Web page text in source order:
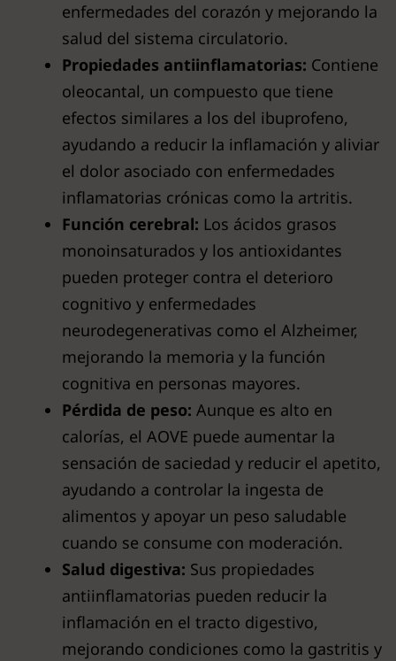
enfermedades del corazón y mejorando la
salud del sistema circulatorio.
Propiedades antiinflamatorias: Contiene
oleocantal, un compuesto que tiene
efectos similares a los del ibuprofeno,
ayudando a reducir la inflamación y aliviar
el dolor asociado con enfermedades
inflamatorias crónicas como la artritis.
Función cerebral: Los ácidos grasos
monoinsaturados y los antioxidantes
pueden proteger contra el deterioro
cognitivo y enfermedades
neurodegenerativas como el Alzheimer,
mejorando la memoria y la función
cognitiva en personas mayores.
Pérdida de peso: Aunque es alto en
calorías, el AOVE puede aumentar la
sensación de saciedad y reducir el apetito,
ayudando a controlar la ingesta de
alimentos y apoyar un peso saludable
cuando se consume con moderación.
Salud digestiva: Sus propiedades
antiinflamatorias pueden reducir la
inflamación en el tracto digestivo,
mejorando condiciones como la gastritis y